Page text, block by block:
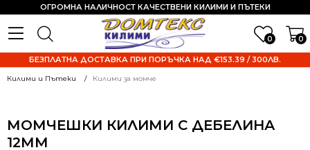
0 0
ОГРОМНА НАЛИЧНОСТ КАЧЕСТВЕНИ КИЛИМИ И ПЪТЕКИ
БЕЗПЛАТНА ДОСТАВКА ПРИ ПОРЪЧКА НАД €153.39 / 300ЛВ.
Килими и Пътеки Килими за момче
МОМЧЕШКИ КИЛИМИ С ДЕБЕЛИНА
12ММ